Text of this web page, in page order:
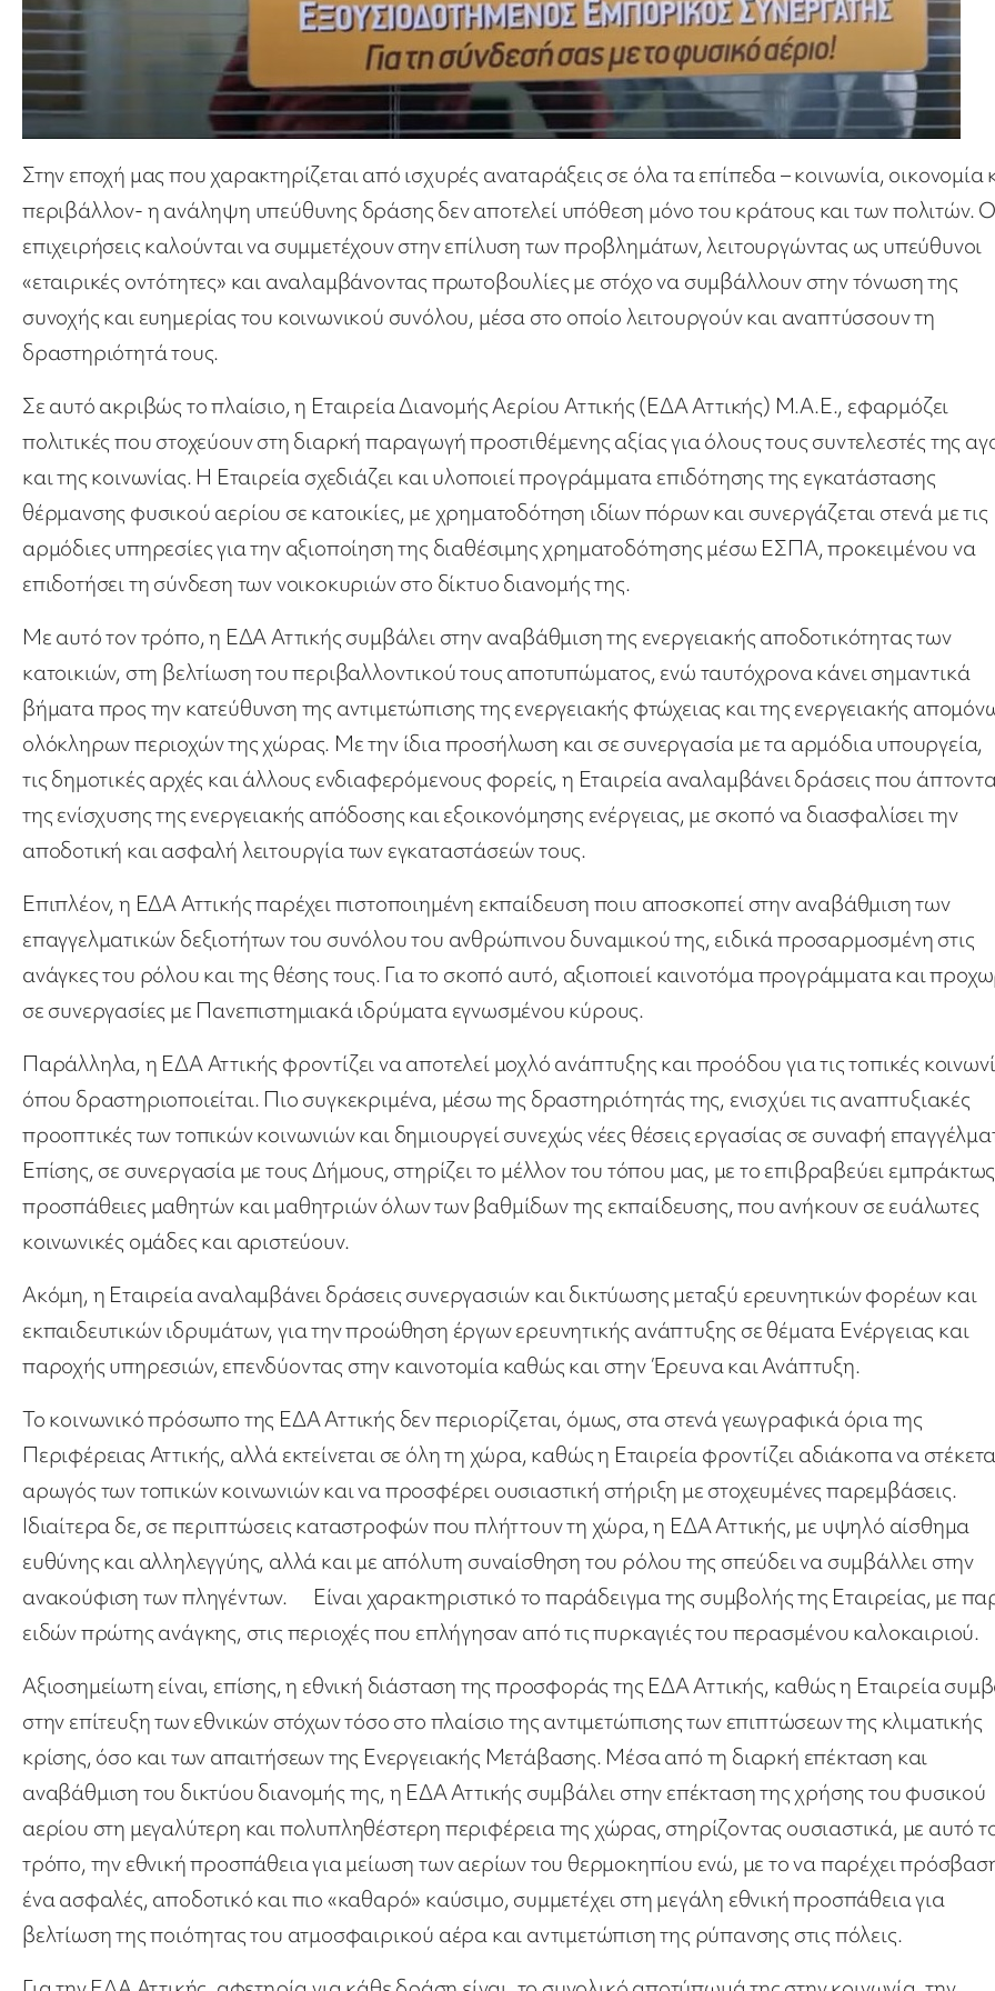
Στην εποχή μας που χαρακτηρίζεται από ισχυρές αναταράξεις σε όλα τα επίπεδα – κοινωνία, οικονομία
περιβάλλον- η ανάληψη υπεύθυνης δράσης δεν αποτελεί υπόθεση μόνο του κράτους και των πολιτών.
επιχειρήσεις καλούνται να συμμετέχουν στην επίλυση των προβλημάτων, λειτουργώντας ως υπεύθυνοι
«εταιρικές οντότητες» και αναλαμβάνοντας πρωτοβουλίες με στόχο να συμβάλλουν στην τόνωση της
συνοχής και ευημερίας του κοινωνικού συνόλου, μέσα στο οποίο λειτουργούν και αναπτύσσουν τη
δραστηριότητά τους.
Σε αυτό ακριβώς το πλαίσιο, η Εταιρεία Διανομής Αερίου Αττικής (ΕΔΑ Αττικής) Μ.Α.Ε., εφαρμόζει
πολιτικές που στοχεύουν στη διαρκή παραγωγή προστιθέμενης αξίας για όλους τους συντελεστές της
και της κοινωνίας. Η Εταιρεία σχεδιάζει και υλοποιεί προγράμματα επιδότησης της εγκατάστασης
θέρμανσης φυσικού αερίου σε κατοικίες, με χρηματοδότηση ιδίων πόρων και συνεργάζεται στενά με τις
αρμόδιες υπηρεσίες για την αξιοποίηση της διαθέσιμης χρηματοδότησης μέσω ΕΣΠΑ, προκειμένου να
επιδοτήσει τη σύνδεση των νοικοκυριών στο δίκτυο διανομής της.
Με αυτό τον τρόπο, η ΕΔΑ Αττικής συμβάλει στην αναβάθμιση της ενεργειακής αποδοτικότητας των
κατοικιών, στη βελτίωση του περιβαλλοντικού τους αποτυπώματος, ενώ ταυτόχρονα κάνει σημαντικά
βήματα προς την κατεύθυνση της αντιμετώπισης της ενεργειακής φτώχειας και της ενεργειακής
ολόκληρων περιοχών της χώρας. Με την ίδια προσήλωση και σε συνεργασία με τα αρμόδια υπουργεία,
τις δημοτικές αρχές και άλλους ενδιαφερόμενους φορείς, η Εταιρεία αναλαμβάνει δράσεις που
της ενίσχυσης της ενεργειακής απόδοσης και εξοικονόμησης ενέργειας, με σκοπό να διασφαλίσει την
αποδοτική και ασφαλή λειτουργία των εγκαταστάσεών τους.
Επιπλέον, η ΕΔΑ Αττικής παρέχει πιστοποιημένη εκπαίδευση ποιυ αποσκοπεί στην αναβάθμιση των
επαγγελματικών δεξιοτήτων του συνόλου του ανθρώπινου δυναμικού της, ειδικά προσαρμοσμένη στις
ανάγκες του ρόλου και της θέσης τους. Για το σκοπό αυτό, αξιοποιεί καινοτόμα προγράμματα και
σε συνεργασίες με Πανεπιστημιακά ιδρύματα εγνωσμένου κύρους.
Παράλληλα, η ΕΔΑ Αττικής φροντίζει να αποτελεί μοχλό ανάπτυξης και προόδου για τις τοπικές
όπου δραστηριοποιείται. Πιο συγκεκριμένα, μέσω της δραστηριότητάς της, ενισχύει τις αναπτυξιακές
προοπτικές των τοπικών κοινωνιών και δημιουργεί συνεχώς νέες θέσεις εργασίας σε συναφή
Επίσης, σε συνεργασία με τους Δήμους, στηρίζει το μέλλον του τόπου μας, με το επιβραβεύει εμπράκτως
προσπάθειες μαθητών και μαθητριών όλων των βαθμίδων της εκπαίδευσης, που ανήκουν σε ευάλωτες
κοινωνικές ομάδες και αριστεύουν.
Ακόμη, η Εταιρεία αναλαμβάνει δράσεις συνεργασιών και δικτύωσης μεταξύ ερευνητικών φορέων και
εκπαιδευτικών ιδρυμάτων, για την προώθηση έργων ερευνητικής ανάπτυξης σε θέματα Ενέργειας και
παροχής υπηρεσιών, επενδύοντας στην καινοτομία καθώς και στην Έρευνα και Ανάπτυξη.
Το κοινωνικό πρόσωπο της ΕΔΑ Αττικής δεν περιορίζεται, όμως, στα στενά γεωγραφικά όρια της
Περιφέρειας Αττικής, αλλά εκτείνεται σε όλη τη χώρα, καθώς η Εταιρεία φροντίζει αδιάκοπα να
αρωγός των τοπικών κοινωνιών και να προσφέρει ουσιαστική στήριξη με στοχευμένες παρεμβάσεις.
Ιδιαίτερα δε, σε περιπτώσεις καταστροφών που πλήττουν τη χώρα, η ΕΔΑ Αττικής, με υψηλό αίσθημα
ευθύνης και αλληλεγγύης, αλλά και με απόλυτη συναίσθηση του ρόλου της σπεύδει να συμβάλλει στην
ανακούφιση των πληγέντων. Είναι χαρακτηριστικό το παράδειγμα της συμβολής της Εταιρείας, με
ειδών πρώτης ανάγκης, στις περιοχές που επλήγησαν από τις πυρκαγιές του περασμένου καλοκαιριού.
Αξιοσημείωτη είναι, επίσης, η εθνική διάσταση της προσφοράς της ΕΔΑ Αττικής, καθώς η Εταιρεία
στην επίτευξη των εθνικών στόχων τόσο στο πλαίσιο της αντιμετώπισης των επιπτώσεων της κλιματικής
κρίσης, όσο και των απαιτήσεων της Ενεργειακής Μετάβασης. Μέσα από τη διαρκή επέκταση και
αναβάθμιση του δικτύου διανομής της, η ΕΔΑ Αττικής συμβάλει στην επέκταση της χρήσης του φυσικού
αερίου στη μεγαλύτερη και πολυπληθέστερη περιφέρεια της χώρας, στηρίζοντας ουσιαστικά, με αυτό
τρόπο, την εθνική προσπάθεια για μείωση των αερίων του θερμοκηπίου ενώ, με το να παρέχει
ένα ασφαλές, αποδοτικό και πιο «καθαρό» καύσιμο, συμμετέχει στη μεγάλη εθνική προσπάθεια για
βελτίωση της ποιότητας του ατμοσφαιρικού αέρα και αντιμετώπιση της ρύπανσης στις πόλεις.